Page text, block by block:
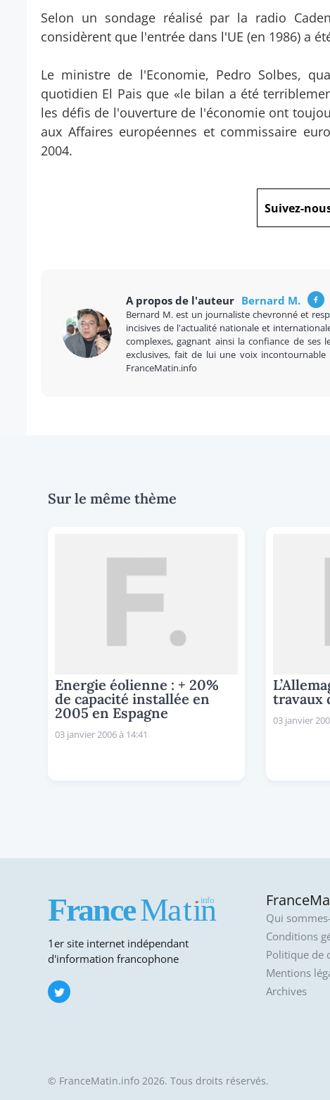
Selon un sondage réalisé par la radio
considèrent que l'entrée dans l'UE (en 1986) a
Le ministre de l'Economie, Pedro Solbes,
quotidien El Pais que «le bilan a été
les défis de l'ouverture de l'économie ont
aux Affaires européennes et commissaire
2004.
Suivez-
A propos de l'auteur Bernard M.
Bernard M. est un journaliste chevronné et
incisives de l'actualité nationale et
complexes, gagnant ainsi la confiance de ses
exclusives, fait de lui une voix
FranceMatin.info
Sur le même thème
Energie éolienne : + 20%
de capacité installée en
2005 en Espagne
03 janvier 2006 à 14:41
travaux
03 janvier
1er site internet indépendant
d'information francophone
Qui
Conditions
Politique de
Mentions
Archives
© FranceMatin.info 2026. Tous droits réservés.